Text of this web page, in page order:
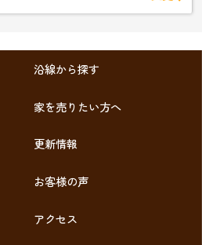
沿線から探す
家を売りたい方へ
更新情報
お客様の声
アクセス